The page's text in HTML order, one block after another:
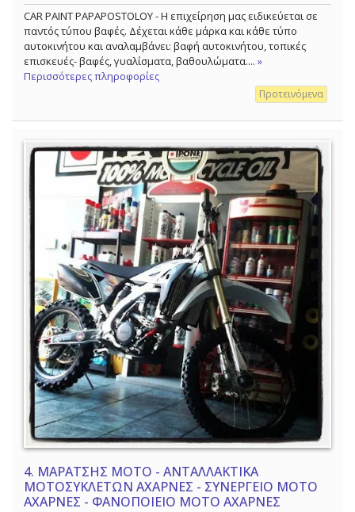
CAR PAINT PAPAPOSTOLOY - Η επιχείρηση μας ειδικεύεται σε
παντός τύπου βαφές. Δέχεται κάθε μάρκα και κάθε τύπο
αυτοκινήτου και αναλαμβάνει: βαφή αυτοκινήτου, τοπικές
επισκευές- βαφές, γυαλίσματα, βαθουλώματα.... »
Περισσότερες πληροφορίες
Προτεινόμενα
4. ΜΑΡΑΤΣΗΣ MOTO - ΑΝΤΑΛΛΑΚΤΙΚΑ
ΜΟΤΟΣΥΚΛΕΤΩΝ ΑΧΑΡΝΕΣ - ΣΥΝΕΡΓΕΙΟ ΜΟΤΟ
ΑΧΑΡΝΕΣ - ΦΑΝΟΠΟΙΕΙΟ ΜΟΤΟ ΑΧΑΡΝΕΣ